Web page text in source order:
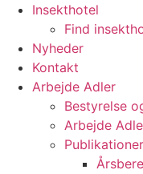
Insekthotel
Find
Nyheder
Kontakt
Arbejde Adler
Bestyrelse
Arbejde
Publikationer